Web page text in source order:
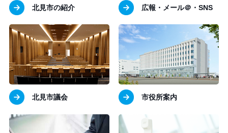
北見市の紹介 広報・メール＠・SNS
北見市議会 市役所案内